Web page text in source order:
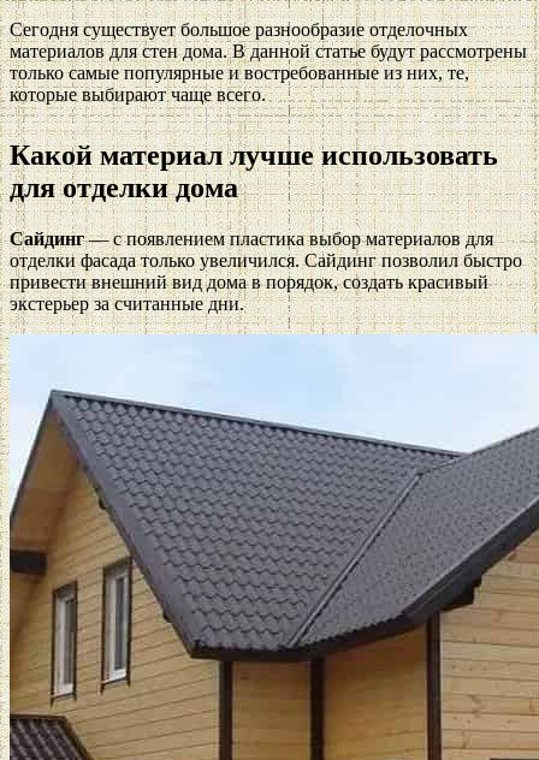
Сегодня существует большое разнообразие отделочных
материалов для стен дома. В данной статье будут рассмотрены
только самые популярные и востребованные из них, те,
которые выбирают чаще всего.
Какой материал лучше использовать
для отделки дома
Сайдинг— с появлением пластика выбор материалов для
отделки фасада только увеличился. Сайдинг позволил быстро
привести внешний вид дома в порядок, создать красивый
экстерьер за считанные дни.